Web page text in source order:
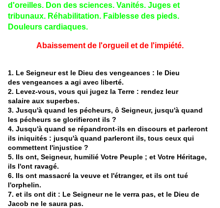
d'oreilles. Don des sciences. Vanités. Juges et
tribunaux. Réhabilitation. Faiblesse des pieds.
Douleurs cardiaques.
Abaissement de l'orgueil et de l'impiété.
1. Le Seigneur est le Dieu des vengeances : le Dieu
des vengeances a agi avec liberté.
2. Levez-vous, vous qui jugez la Terre : rendez leur
salaire aux superbes.
3. Jusqu'à quand les pécheurs, ô Seigneur, jusqu'à quand
les pécheurs se glorifieront ils ?
4. Jusqu'à quand se répandront-ils en discours et parleront
ils iniquités : jusqu'à quand parleront ils, tous ceux qui
commettent l'injustice ?
5. Ils ont, Seigneur, humilié Votre Peuple ; et Votre Héritage,
ils l'ont ravagé.
6. Ils ont massacré la veuve et l'étranger, et ils ont tué
l'orphelin.
7. et ils ont dit : Le Seigneur ne le verra pas, et le Dieu de
Jacob ne le saura pas.